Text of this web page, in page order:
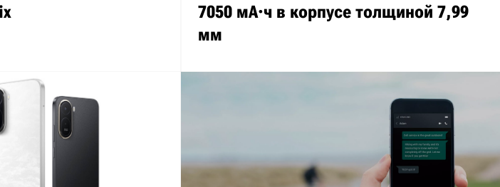
7050 мА·ч в корпусе толщиной 7,99
мм